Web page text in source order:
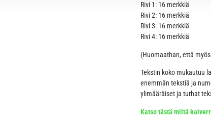
Rivi 1: 16 merkkiä
Rivi 2: 16 merkkiä
Rivi 3: 16 merkkiä
Rivi 4: 16 merkkiä
(Huomaathan, että
Tekstin koko mukautuu
enemmän tekstiä ja
ylimääräiset ja turhat
Katso tästä miltä